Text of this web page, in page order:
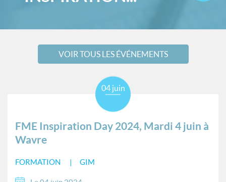
VOIR TOUS LES ÉVÉNEMENTS
FME Inspiration Day 2024, Mardi 4 juin à
Wavre
FORMATION GIM
04 juin